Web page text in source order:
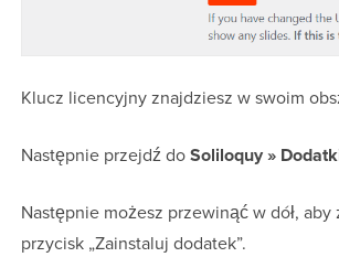
Klucz licencyjny znajdziesz w swoim
Następnie przejdź doSoliloquy »
Następnie możesz przewinąć w dół,
przycisk „Zainstaluj dodatek”.